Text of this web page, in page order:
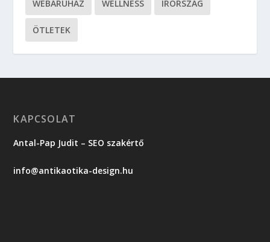
WEBÁRUHÁZ WELLNESS ÍRORSZÁG
ÖTLETEK
KAPCSOLAT
Antal-Pap Judit – SEO szakértő
info@antikaotika-design.hu